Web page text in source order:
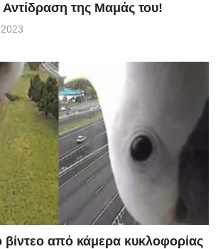
Αντίδραση της Μαμάς του!
βίντεο από κάμερα κυκλοφορίας